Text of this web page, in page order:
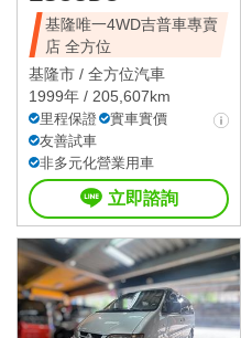
基隆唯一4WD吉普車專賣
店 全方位
基隆市 / 全方位汽車
1999年 / 205,607km
里程保證
實車實價
友善試車
非多元化營業用車
立即諮詢